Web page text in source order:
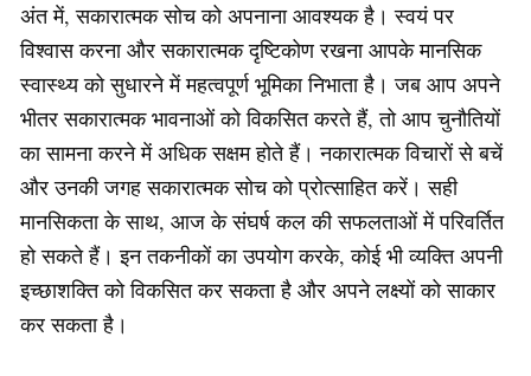
अंत में, सकारात्मक सोच को अपनाना आवश्यक है। स्वयं पर
विश्वास करना और सकारात्मक दृष्टिकोण रखना आपके मानसिक
स्वास्थ्य को सुधारने में महत्वपूर्ण भूमिका निभाता है। जब आप अपने
भीतर सकारात्मक भावनाओं को विकसित करते हैं, तो आप चुनौतियों
का सामना करने में अधिक सक्षम होते हैं। नकारात्मक विचारों से बचें
और उनकी जगह सकारात्मक सोच को प्रोत्साहित करें। सही
मानसिकता के साथ, आज के संघर्ष कल की सफलताओं में परिवर्तित
हो सकते हैं। इन तकनीकों का उपयोग करके, कोई भी व्यक्ति अपनी
इच्छाशक्ति को विकसित कर सकता है और अपने लक्ष्यों को साकार
कर सकता है।